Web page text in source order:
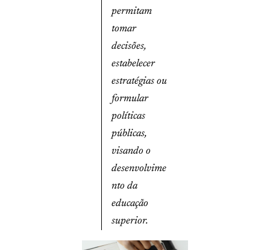
permitam
tomar
decisões,
estabelecer
estratégias ou
formular
políticas
públicas,
visando o
desenvolvime
nto da
educação
superior.